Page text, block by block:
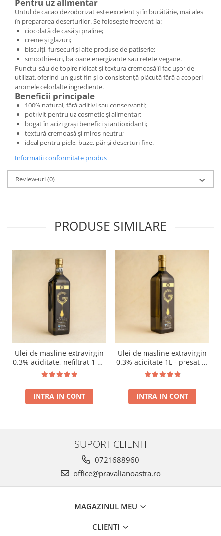
Pentru uz alimentar
Untul de cacao dezodorizat este excelent și în bucătărie, mai ales
în prepararea deserturilor. Se folosește frecvent la:
ciocolată de casă și praline;
creme și glazuri;
biscuiți, fursecuri și alte produse de patiserie;
smoothie-uri, batoane energizante sau rețete vegane.
Punctul său de topire ridicat și textura cremoasă îl fac ușor de
utilizat, oferind un gust fin și o consistență plăcută fără a acoperi
aromele celorlalte ingrediente.
Beneficii principale
100% natural, fără aditivi sau conservanți;
potrivit pentru uz cosmetic și alimentar;
bogat în acizi grași benefici și antioxidanți;
textură cremoasă și miros neutru;
ideal pentru piele, buze, păr și deserturi fine.
Informatii conformitate produs
Review-uri(0)
PRODUSE SIMILARE
Ulei de masline extravirgin
0.3% aciditate, nefiltrat 1 L -
presat la rece RECOLTA
INTRA IN CONT
Ulei de masline extravirgin
0.3% aciditate 1L - presat la
rece RECOLTA NOUA
INTRA IN CONT
SUPORT CLIENTI
0721688960
office@pravalianoastra.ro
MAGAZINUL MEU
CLIENTI